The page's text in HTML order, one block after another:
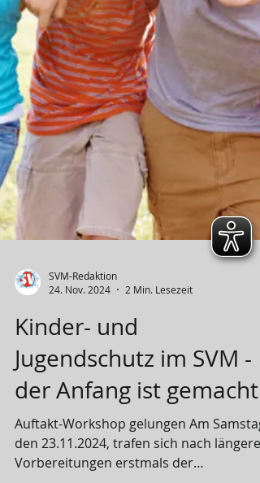
im Sportverein klar ist, möglichst zügig
Schutzkonzept für unsere Kinde